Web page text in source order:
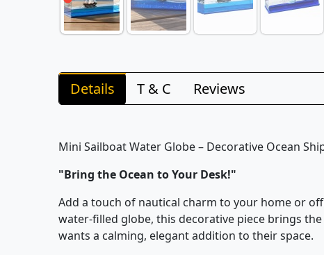
Details T & C Reviews
Mini Sailboat Water Globe – Decorative Ocean
"Bring the Ocean to Your Desk!"
Add a touch of nautical charm to your home or
water-filled globe, this decorative piece brings
wants a calming, elegant addition to their space.